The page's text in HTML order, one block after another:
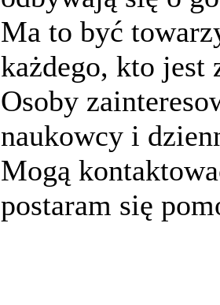
Ma to być
każdego, kto jest
Osoby
naukowcy i
Mogą
postaram się